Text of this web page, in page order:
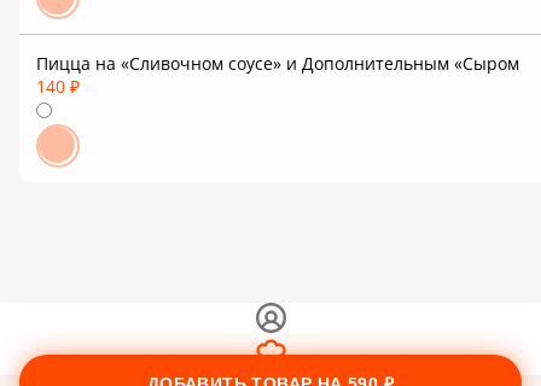
Пицца на «Сливочном соусе» и Дополнительным «Сыром
140 ₽